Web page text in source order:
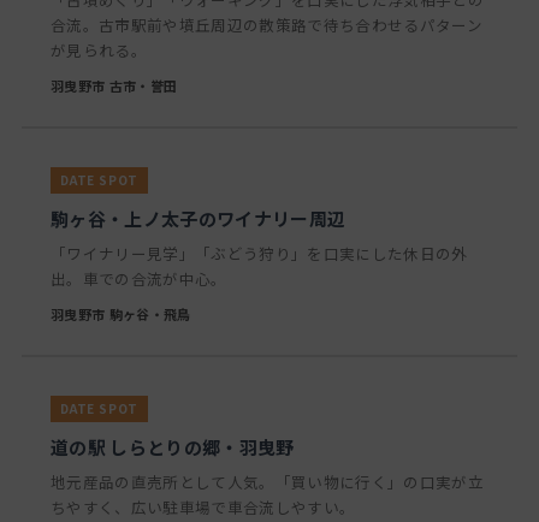
合流。古市駅前や墳丘周辺の散策路で待ち合わせるパターン
が見られる。
羽曳野市 古市・誉田
駒ヶ谷・上ノ太子のワイナリー周辺
「ワイナリー見学」「ぶどう狩り」を口実にした休日の外
出。車での合流が中心。
羽曳野市 駒ヶ谷・飛鳥
道の駅 しらとりの郷・羽曳野
地元産品の直売所として人気。「買い物に行く」の口実が立
ちやすく、広い駐車場で車合流しやすい。